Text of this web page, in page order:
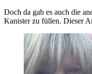
Doch da gab es auch die
Kanister zu füllen. Dieser